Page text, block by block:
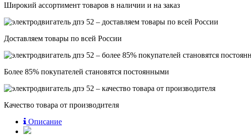
Широкий ассортимент товаров в наличии и на заказ
Доставляем товары по всей России
Более 85% покупателей становятся постоянными
Качество товара от производителя
Описание